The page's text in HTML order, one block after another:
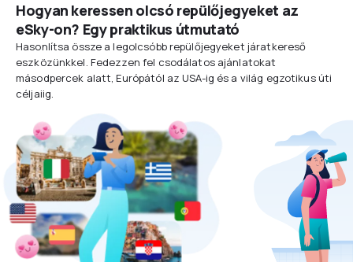
Hogyan keressen olcsó repülőjegyeket az
eSky-on? Egy praktikus útmutató
Hasonlítsa össze a legolcsóbb repülőjegyeket járatkereső
eszközünkkel. Fedezzen fel csodálatos ajánlatokat
másodpercek alatt, Európától az USA-ig és a világ egzotikus úti
céljaiig.